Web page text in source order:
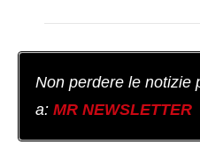
Non perdere le notizie
a: MR NEWSLETTER